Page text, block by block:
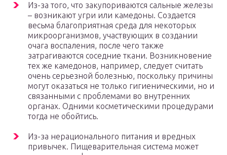
Из-за того, что закупориваются сальные железы
– возникают угри или камедоны. Создается
весьма благоприятная среда для некоторых
микроорганизмов, участвующих в создании
очага воспаления, после чего также
затрагиваются соседние ткани. Возникновение
тех же камедонов, например, следует считать
очень серьезной болезнью, поскольку причины
могут оказаться не только гигиеническими, но и
связанными с проблемами во внутренних
органах. Одними косметическими процедурами
тогда не обойтись.
Из-за нерационального питания и вредных
привычек. Пищеварительная система может